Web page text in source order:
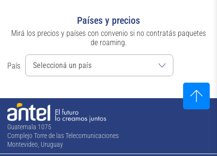
Países y precios
Mirá los precios y países con convenio si no contratás paquetes
de roaming.
País
Guatemala 1075
Complejo Torre de las Telecomunicaciones
Montevideo, Uruguay